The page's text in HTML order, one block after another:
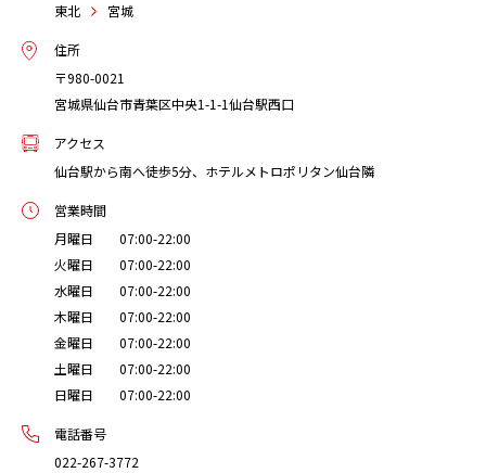
東北
宮城
住所
〒980-0021
宮城県仙台市青葉区中央1-1-1仙台駅西口
アクセス
仙台駅から南へ徒歩5分、ホテルメトロポリタン仙台隣
営業時間
月曜日 07:00-22:00
火曜日 07:00-22:00
水曜日 07:00-22:00
木曜日 07:00-22:00
金曜日 07:00-22:00
土曜日 07:00-22:00
日曜日 07:00-22:00
電話番号
022-267-3772